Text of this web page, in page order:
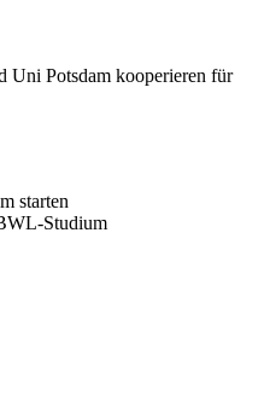
Potsdam kooperieren für
starten
Studium